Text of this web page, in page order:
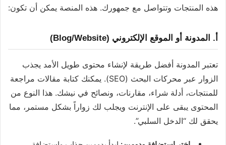
هذه المنتجات وتتواصل مع جمهورك. هذه المنصة يمكن أن تكون:
أ. المدونة أو الموقع الإلكتروني (Blog/Website)
تعتبر المدونة أفضل طريقة لإنشاء محتوى طويل الأمد يجذب
الزوار عبر محركات البحث (SEO). يمكنك كتابة مقالات مراجعة
للمنتجات، أدلة شراء، مقارنات، ونصائح في نيشك. هذا النوع من
المحتوى يبقى على الإنترنت ويجلب لك زواراً بشكل مستمر، مما
يحقق لك “الدخل السلبي”.